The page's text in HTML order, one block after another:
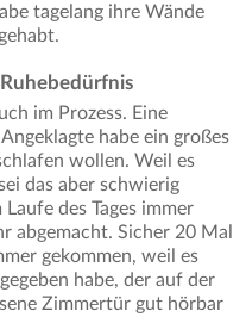
tagelang ihre Wände
im Prozess. Eine
habe ein großes
wollen. Weil es
das aber schwierig
des Tages immer
abgemacht. Sicher 20 Mal
gekommen, weil es
habe, der auf der
Zimmertür gut hörbar